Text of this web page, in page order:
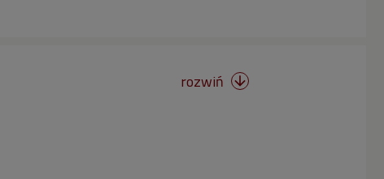
rozwiń 